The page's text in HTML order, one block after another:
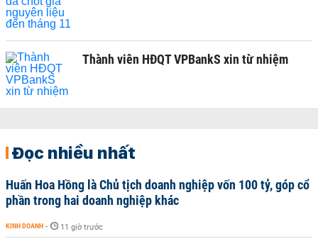
Thành viên HĐQT VPBankS xin từ nhiệm
Đọc nhiều nhất
Huấn Hoa Hồng là Chủ tịch doanh nghiệp vốn 100 tỷ, góp cổ
phần trong hai doanh nghiệp khác
KINH DOANH - 11 giờ trước